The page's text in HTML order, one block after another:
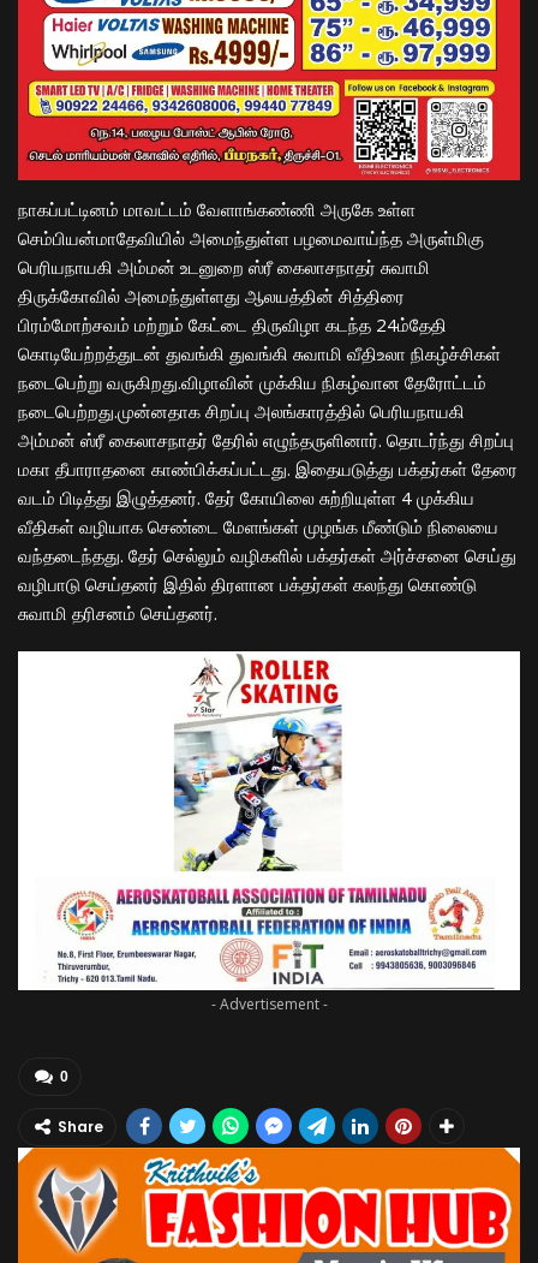
நாகப்பட்டினம் மாவட்டம் வேளாங்கண்ணி அருகே உள்ள
செம்பியன்மாதேவியில் அமைந்துள்ள பழமைவாய்ந்த அருள்மிகு
பெரியநாயகி அம்மன் உடனுறை ஸ்ரீ கைலாசநாதர் சுவாமி
திருக்கோவில் அமைந்துள்ளது ஆலயத்தின் சித்திரை
பிரம்மோற்சவம் மற்றும் கேட்டை திருவிழா கடந்த 24ம்தேதி
கொடியேற்றத்துடன் துவங்கி துவங்கி சுவாமி வீதிஉலா நிகழ்ச்சிகள்
நடைபெற்று வருகிறது.விழாவின் முக்கிய நிகழ்வான தேரோட்டம்
நடைபெற்றது.முன்னதாக சிறப்பு அலங்காரத்தில் பெரியநாயகி
அம்மன் ஸ்ரீ கைலாசநாதர் தேரில் எழுந்தருளினார். தொடர்ந்து சிறப்பு
மகா தீபாராதனை காண்பிக்கப்பட்டது. இதையடுத்து பக்தர்கள் தேரை
வடம் பிடித்து இழுத்தனர். தேர் கோயிலை சுற்றியுள்ள 4 முக்கிய
வீதிகள் வழியாக செண்டை மேளங்கள் முழங்க மீண்டும் நிலையை
வந்தடைந்தது. தேர் செல்லும் வழிகளில் பக்தர்கள் அர்ச்சனை செய்து
வழிபாடு செய்தனர் இதில் திரளான பக்தர்கள் கலந்து கொண்டு
சுவாமி தரிசனம் செய்தனர்.
- Advertisement -
0
Share